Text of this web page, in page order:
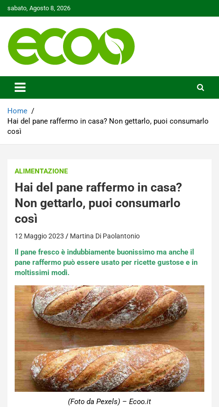
to
sabato, Agosto 8, 2026
Ecoo.it
Home
Hai del pane raffermo in casa? Non gettarlo, puoi consumarlo
così
ALIMENTAZIONE
Hai del pane raffermo in casa?
Non gettarlo, puoi consumarlo
così
12 Maggio 2023 Martina Di Paolantonio
Il pane fresco è indubbiamente buonissimo ma anche il
pane raffermo può essere usato per ricette gustose e in
moltissimi modi.
(Foto da Pexels) – Ecoo.it